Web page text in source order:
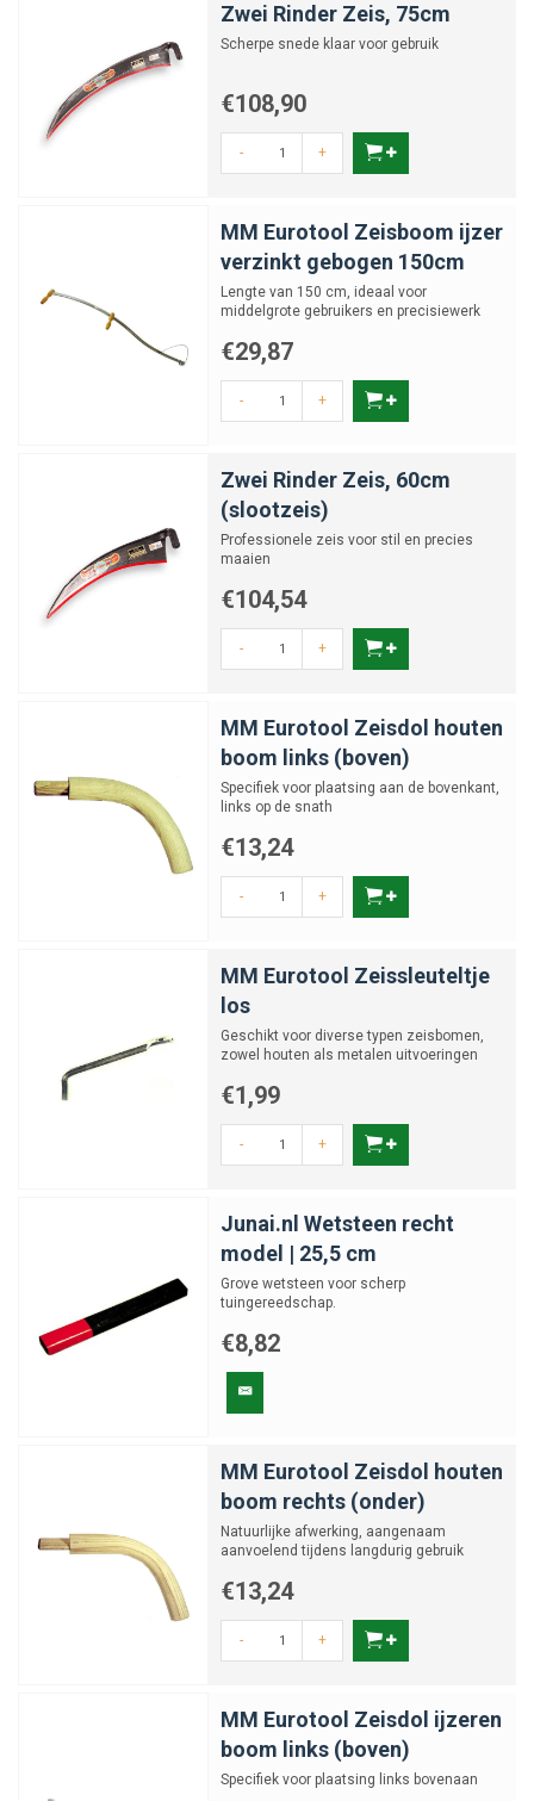
Zwei Rinder Zeis, 75cm
Scherpe snede klaar voor gebruik
€108,90
- +
MM Eurotool Zeisboom ijzer
verzinkt gebogen 150cm
Lengte van 150 cm, ideaal voor
middelgrote gebruikers en precisiewerk
€29,87
- +
Zwei Rinder Zeis, 60cm
(slootzeis)
Professionele zeis voor stil en precies
maaien
€104,54
- +
MM Eurotool Zeisdol houten
boom links (boven)
Specifiek voor plaatsing aan de bovenkant,
links op de snath
€13,24
- +
MM Eurotool Zeissleuteltje
los
Geschikt voor diverse typen zeisbomen,
zowel houten als metalen uitvoeringen
€1,99
- +
Junai.nl Wetsteen recht
model | 25,5 cm
Grove wetsteen voor scherp
tuingereedschap.
€8,82
MM Eurotool Zeisdol houten
boom rechts (onder)
Natuurlijke afwerking, aangenaam
aanvoelend tijdens langdurig gebruik
€13,24
- +
MM Eurotool Zeisdol ijzeren
boom links (boven)
Specifiek voor plaatsing links bovenaan